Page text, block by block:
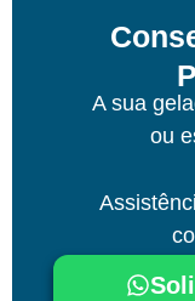
A sua
ou